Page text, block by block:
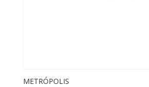
METRÓPOLIS